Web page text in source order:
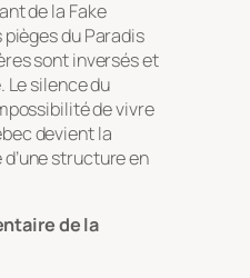
de la Fake
du Paradis
sont inversés et
silence du
de vivre
devient la
d’une structure en
de la